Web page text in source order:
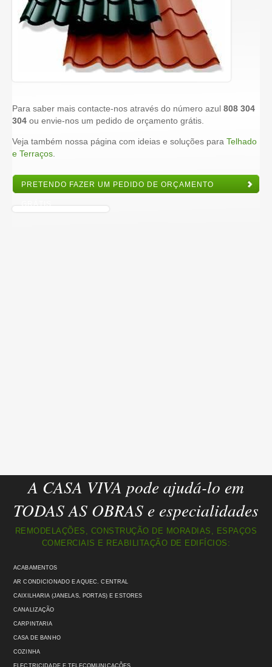
Para saber mais contacte-nos através do número azul 808 304
304 ou envie-nos um pedido de orçamento grátis.
Veja também nossa página com ideias e soluções para Telhado
e Terraços
PRETENDO FAZER UM PEDIDO DE ORÇAMENTO
A CASA VIVA pode ajudá-lo em
TODAS AS OBRAS e especialidades
REMODELAÇÕES, CONSTRUÇÃO DE MORADIAS, ESPAÇOS
COMERCIAIS E REABILITAÇÃO DE EDIFÍCIOS:
ACABAMENTOS
AR CONDICIONADO E AQUEC. CENTRAL
CAIXILHARIA (JANELAS, PORTAS) E ESTORES
CANALIZAÇÃO
CARPINTARIA
CASA DE BANHO
COZINHA
ELECTRICIDADE E TELECOMUNICAÇÕES